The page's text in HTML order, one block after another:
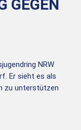
GEGEN
NRW
Er sieht es als
zu unterstützen